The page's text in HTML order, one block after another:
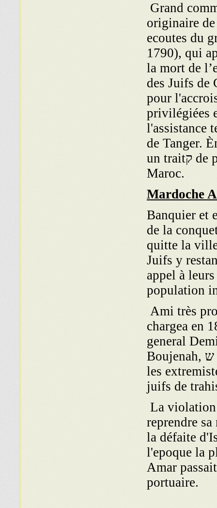
Grand
originaire
ecoutes du
1790), qui
la mort de
des Juifs de
pour
privilégiées
l'assistance
de Tanger.
un traitק de paix et de commerce au nom du sultan du
Maroc.
Mardoche
Banquier et
de la
quitte la
Juifs y
appel à
population
Ami très
chargea en
general
Boujenah, ש la signature d'un traite qui fut sabote par
les
juifs de
La violation
reprendre
la défaite
l'epoque la
Amar
portuaire.